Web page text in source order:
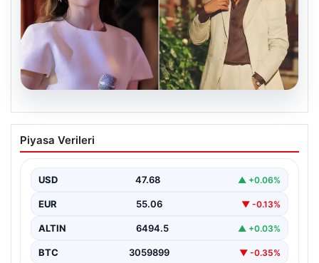
05.08.2026
‘Yeraltı’ dizisinde şok olay! Babası suç
duyurusunda bulundu: ‘Kızımla reşit
Piyasa Verileri
USD 47.68 ▲ +0.06%
EUR 55.06 ▼ -0.13%
ALTIN 6494.5 ▲ +0.03%
BTC 3059899 ▼ -0.35%